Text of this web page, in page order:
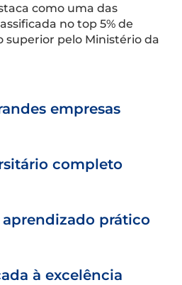
como uma das
no top 5% de
superior pelo Ministério da
empresas
completo
prático
à excelência